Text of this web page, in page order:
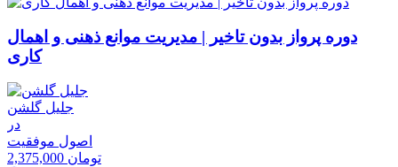
دوره پرواز بدون تاخیر | مدیریت موانع ذهنی و اهمال
کاری
جلیل گلشن
در
اصول موفقیت
2,375,000 تومان